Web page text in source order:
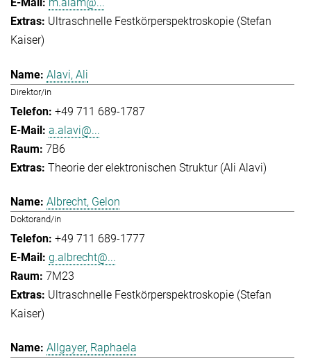
Ultraschnelle Festkörperspektroskopie (Stefan
Kaiser)
Alavi, Ali
Direktor/in
+49 711 689-1787
a.alavi@...
7B6
Theorie der elektronischen Struktur (Ali Alavi)
Albrecht, Gelon
Doktorand/in
+49 711 689-1777
g.albrecht@...
7M23
Ultraschnelle Festkörperspektroskopie (Stefan
Kaiser)
Allgayer, Raphaela